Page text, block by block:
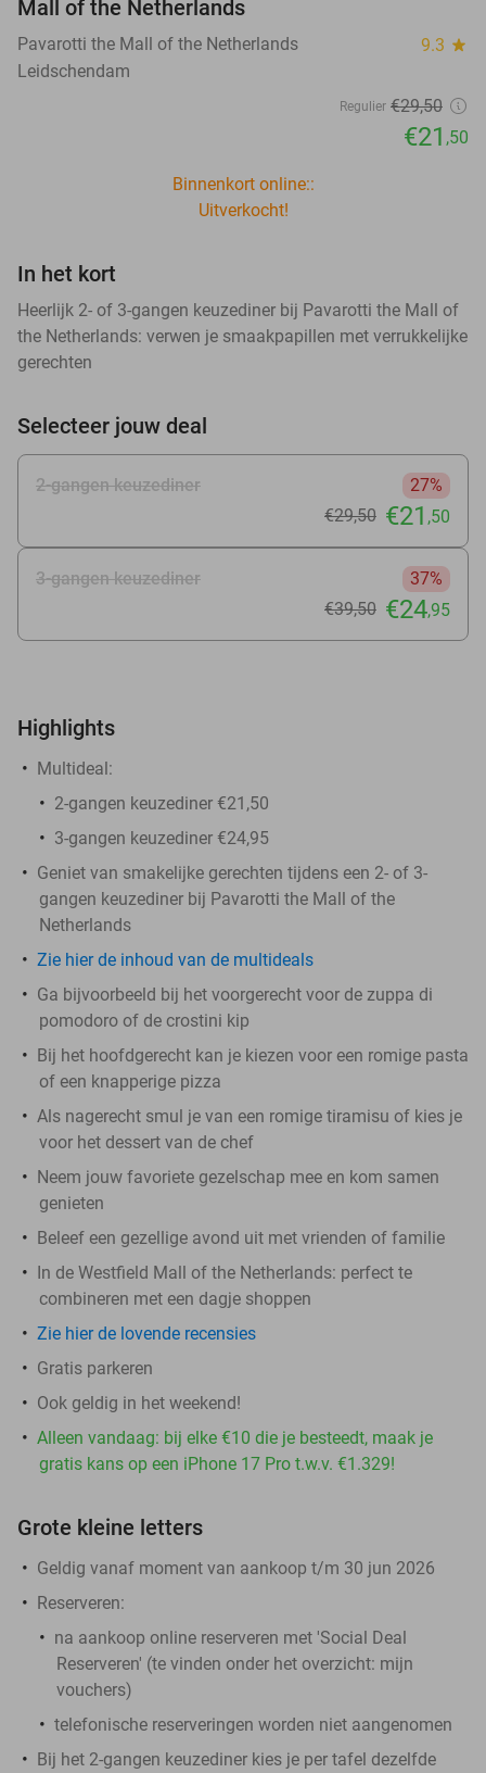
Mall of the Netherlands
Pavarotti the Mall of the Netherlands 9.3 star
Leidschendam
Regulier €29,50
€21 ,50
Binnenkort online::
Uitverkocht!
In het kort
Heerlijk 2- of 3-gangen keuzediner bij Pavarotti the Mall of
the Netherlands: verwen je smaakpapillen met verrukkelijke
gerechten
Selecteer jouw deal
2-gangen keuzediner
27%
€29,50 €21 ,50
3-gangen keuzediner
37%
€39,50 €24,95
Highlights
Multideal:
2-gangen keuzediner €21,50
3-gangen keuzediner €24,95
Geniet van smakelijke gerechten tijdens een 2- of 3-
gangen keuzediner bij Pavarotti the Mall of the
Netherlands
Zie hier de inhoud van de multideals
Ga bijvoorbeeld bij het voorgerecht voor de zuppa di
pomodoro of de crostini kip
Bij het hoofdgerecht kan je kiezen voor een romige pasta
of een knapperige pizza
Als nagerecht smul je van een romige tiramisu of kies je
voor het dessert van de chef
Neem jouw favoriete gezelschap mee en kom samen
genieten
Beleef een gezellige avond uit met vrienden of familie
In de Westfield Mall of the Netherlands: perfect te
combineren met een dagje shoppen
Zie hier de lovende recensies
Gratis parkeren
Ook geldig in het weekend!
Alleen vandaag: bij elke €10 die je besteedt, maak je
gratis kans op een iPhone 17 Pro t.w.v. €1.329!
Grote kleine letters
Geldig vanaf moment van aankoop t/m 30 jun 2026
Reserveren:
na aankoop online reserveren met 'Social Deal
Reserveren' (te vinden onder het overzicht: mijn
vouchers)
telefonische reserveringen worden niet aangenomen
Bij het 2-gangen keuzediner kies je per tafel dezelfde